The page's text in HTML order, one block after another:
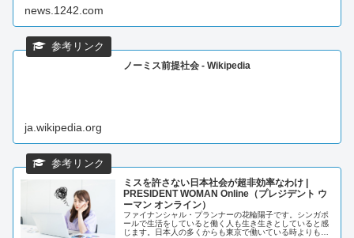
news.1242.com
ノーミス前提社会 - Wikipedia
ja.wikipedia.org
ミスを許さない日本社会が超非効率なわけ |
PRESIDENT WOMAN Online（プレジデント ウ
ーマン オンライン）
ファイナンシャル・プランナーの花輪陽子です。シンガポ
ールで生活をしていると働く人も生き生きとしていると感
じます。日本人の多くからも東京で働いている時よりも時